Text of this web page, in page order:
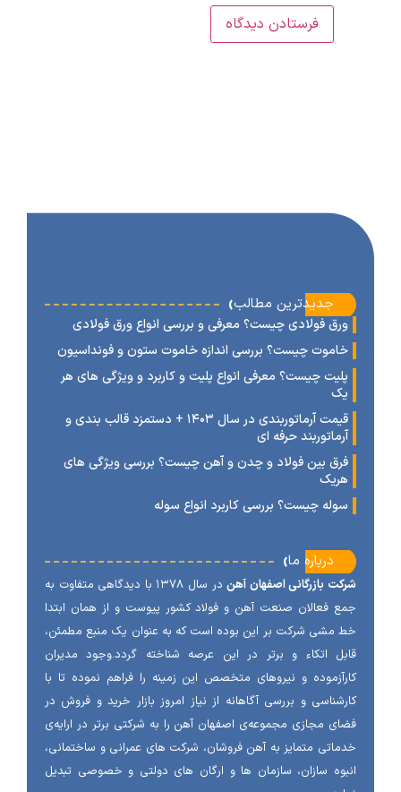
‹جدیدترین مطالب
فولادی چیست؟ معرفی و بررسی انواع ورق فولادی
چیست؟ بررسی اندازه خاموت ستون و فونداسیون
چیست؟ معرفی انواع پلیت و کاربرد و ویژگی های هر
قیمت آرماتوربندی در سال ۱۴۰۳ + دستمزد قالب بندی و
حرفه ای
بین فولاد و چدن و آهن چیست؟ بررسی ویژگی های
چیست؟ بررسی کاربرد انواع سوله
درباره ما
بازرگانی اصفهان آهن
در سال ۱۳۷۸ با دیدگاهی متفاوت به
فعالان صنعت آهن و فولاد کشور پیوست و از همان ابتدا
مشی شرکت بر این بوده است که به عنوان یک منبع مطمئن،
اتکاء و برتر در این عرصه شناخته گردد.وجود مدیران
و نیروهای متخصص این زمینه را فراهم نموده تا با
و بررسی آگاهانه از نیاز امروز بازار خرید و فروش در
مجازی مجموعه‌ی اصفهان آهن را به شرکتی برتر در ارایه‌ی
متمایز به آهن فروشان، شرکت های عمرانی و ساختمانی،
سازان، سازمان ها و ارگان های دولتی و خصوصی تبدیل